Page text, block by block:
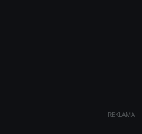
REKLAMA